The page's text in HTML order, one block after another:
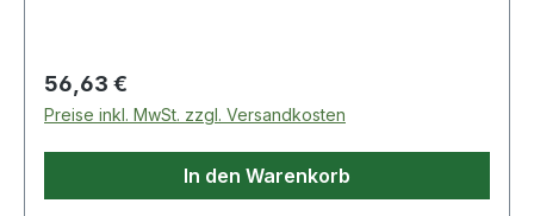
Regulärer Preis:
56,63 €
Preise inkl. MwSt. zzgl. Versandkosten
In den Warenkorb